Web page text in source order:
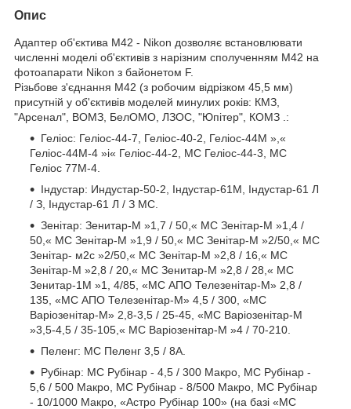
Опис
Адаптер об'єктива M42 - Nikon дозволяє встановлювати
численні моделі об'єктивів з нарізним сполученням M42 на
фотоапарати Nikon з байонетом F.
Різьбове з'єднання M42 (з робочим відрізком 45,5 мм)
присутній у об'єктивів моделей минулих років: КМЗ,
"Арсенал", ВОМЗ, БелОМО, ЛЗОС, "Юпітер", КОМЗ .:
Геліос: Геліос-44-7, Геліос-40-2, Геліос-44М »,«
Геліос-44М-4 »і« Геліос-44-2, МС Геліос-44-3, МС
Геліос 77М-4.
Індустар: Индустар-50-2, Індустар-61М, Індустар-61 Л
/ З, Індустар-61 Л / З МС.
Зенітар: Зенитар-М »1,7 / 50,« MC Зенітар-М »1,4 /
50,« MC Зенітар-М »1,9 / 50,« MC Зенітар-М »2/50,« MC
Зенітар- м2с »2/50,« MC Зенітар-М »2,8 / 16,« MC
Зенітар-М »2,8 / 20,« MC Зенитар-М »2,8 / 28,« MC
Зенитар-1М »1, 4/85, «MC АПО Телезенітар-М» 2,8 /
135, «MC АПО Телезенітар-М» 4,5 / 300, «MC
Варіозенітар-М» 2,8-3,5 / 25-45, «MC Варіозенітар-М
»3,5-4,5 / 35-105,« MC Варіозенітар-М »4 / 70-210.
Пеленг: МС Пеленг 3,5 / 8А.
Рубінар: МС Рубінар - 4,5 / 300 Макро, МС Рубінар -
5,6 / 500 Макро, МС Рубінар - 8/500 Макро, МС Рубінар
- 10/1000 Макро, «Астро Рубінар 100» (на базі «МС